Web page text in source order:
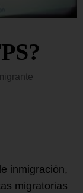
inmigración,
migratorias